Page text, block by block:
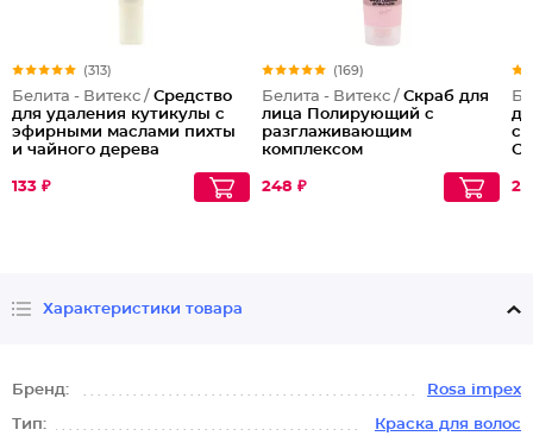
(313)
Белита - Витекс / Средство
для удаления кутикулы с
эфирными маслами пихты
и чайного дерева
133 ₽
(169)
Белита - Витекс / Скраб для
лица Полирующий c
разглаживающим
комплексом
248 ₽
Характеристики товара
Бренд: Rosa impex
Тип: Краска для волос